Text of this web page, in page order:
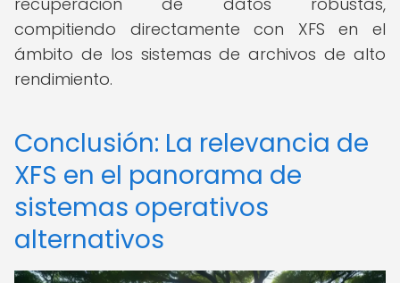
compitiendo directamente con XFS en el
ámbito de los sistemas de archivos de alto
rendimiento.
Conclusión: La relevancia de
XFS en el panorama de
sistemas operativos
alternativos